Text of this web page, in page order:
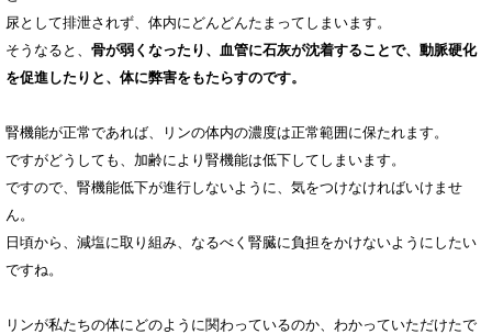
尿として排泄されず、体内にどんどんたまってしまいます。
そうなると、 骨が弱くなったり、血管に石灰が沈着することで、動脈硬化
を促進したりと、体に弊害をもたらすのです。
腎機能が正常であれば、リンの体内の濃度は正常範囲に保たれます。
ですがどうしても、加齢により腎機能は低下してしまいます。
ですので、腎機能低下が進行しないように、気をつけなければいけませ
ん。
日頃から、減塩に取り組み、なるべく腎臓に負担をかけないようにしたい
ですね。
リンが私たちの体にどのように関わっているのか、わかっていただけたで